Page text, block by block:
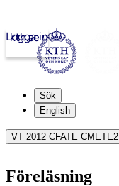
kth.se
Logga in
Sök
English
VT 2012 CFATE CMETE2
Föreläsning